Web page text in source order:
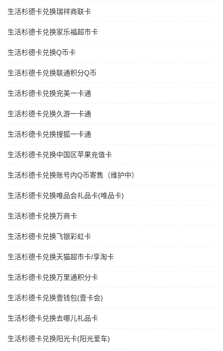
生活杉德卡兑换瑞祥商联卡
生活杉德卡兑换家乐福超市卡
生活杉德卡兑换Q币卡
生活杉德卡兑换联通积分Q币
生活杉德卡兑换完美一卡通
生活杉德卡兑换久游一卡通
生活杉德卡兑换搜狐一卡通
生活杉德卡兑换中国区苹果充值卡
生活杉德卡兑换账号内Q币寄售（维护中）
生活杉德卡兑换唯品会礼品卡(唯品卡)
生活杉德卡兑换万商卡
生活杉德卡兑换飞银彩虹卡
生活杉德卡兑换天猫超市卡/享淘卡
生活杉德卡兑换万里通积分卡
生活杉德卡兑换壹钱包(壹卡会)
生活杉德卡兑换去哪儿礼品卡
生活杉德卡兑换阳光卡(阳光爱车)